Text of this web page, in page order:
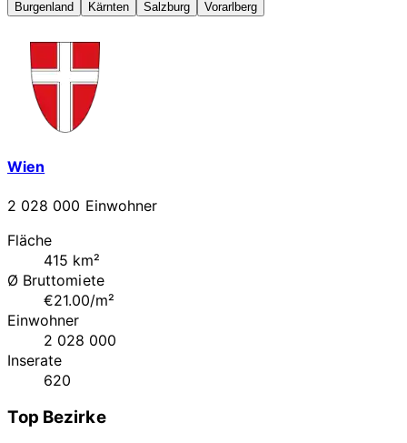
Burgenland
Kärnten Salzburg Vorarlberg
Wien
2 028 000 Einwohner
Fläche
415 km²
Ø Bruttomiete
€21.00/m²
Einwohner
2 028 000
Inserate
620
Top Bezirke